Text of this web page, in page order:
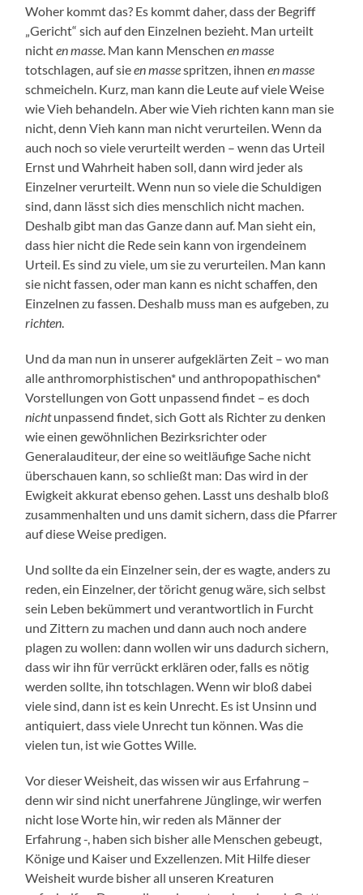
Woher kommt das? Es kommt daher, dass der Begriff
„Gericht“ sich auf den Einzelnen bezieht. Man urteilt
nichten masse. Man kann Menschenen masse
totschlagen, auf sieen massespritzen, ihnenen masse
schmeicheln. Kurz, man kann die Leute auf viele Weise
wie Vieh behandeln. Aber wie Vieh richten kann man sie
nicht, denn Vieh kann man nicht verurteilen. Wenn da
auch noch so viele verurteilt werden – wenn das Urteil
Ernst und Wahrheit haben soll, dann wird jeder als
Einzelner verurteilt. Wenn nun so viele die Schuldigen
sind, dann lässt sich dies menschlich nicht machen.
Deshalb gibt man das Ganze dann auf. Man sieht ein,
dass hier nicht die Rede sein kann von irgendeinem
Urteil. Es sind zu viele, um sie zu verurteilen. Man kann
sie nicht fassen, oder man kann es nicht schaffen, den
Einzelnen zu fassen. Deshalb muss man es aufgeben, zu
richten.
Und da man nun in unserer aufgeklärten Zeit – wo man
alle anthromorphistischen* und anthropopathischen*
Vorstellungen von Gott unpassend findet – es doch
nichtunpassend findet, sich Gott als Richter zu denken
wie einen gewöhnlichen Bezirksrichter oder
Generalauditeur, der eine so weitläufige Sache nicht
überschauen kann, so schließt man: Das wird in der
Ewigkeit akkurat ebenso gehen. Lasst uns deshalb bloß
zusammenhalten und uns damit sichern, dass die Pfarrer
auf diese Weise predigen.
Und sollte da ein Einzelner sein, der es wagte, anders zu
reden, ein Einzelner, der töricht genug wäre, sich selbst
sein Leben bekümmert und verantwortlich in Furcht
und Zittern zu machen und dann auch noch andere
plagen zu wollen: dann wollen wir uns dadurch sichern,
dass wir ihn für verrückt erklären oder, falls es nötig
werden sollte, ihn totschlagen. Wenn wir bloß dabei
viele sind, dann ist es kein Unrecht. Es ist Unsinn und
antiquiert, dass viele Unrecht tun können. Was die
vielen tun, ist wie Gottes Wille.
Vor dieser Weisheit, das wissen wir aus Erfahrung –
denn wir sind nicht unerfahrene Jünglinge, wir werfen
nicht lose Worte hin, wir reden als Männer der
Erfahrung -, haben sich bisher alle Menschen gebeugt,
Könige und Kaiser und Exzellenzen. Mit Hilfe dieser
Weisheit wurde bisher all unseren Kreaturen